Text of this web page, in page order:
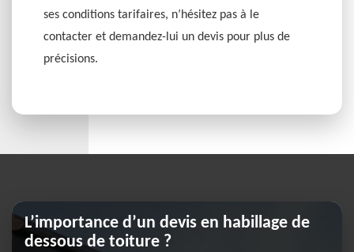
ses conditions tarifaires, n’hésitez pas à le
contacter et demandez-lui un devis pour plus de
précisions.
L’importance d’un devis en habillage de
dessous de toiture ?